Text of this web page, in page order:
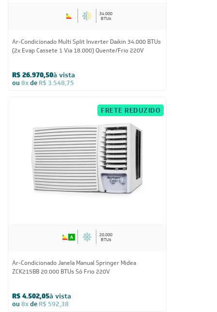
34.000
BTUs
Ar-Condicionado Multi Split Inverter Daikin 34.000 BTUs
(2x Evap Cassete 1 Via 18.000) Quente/Frio 220V
R$ 26.970,50à vista
ou 8xde R$ 3.548,75
FRETE REDUZIDO
20.000
BTUs
Ar-Condicionado Janela Manual Springer Midea
ZCK215BB 20.000 BTUs Só Frio 220V
R$ 4.502,05à vista
ou 8xde R$ 592,38